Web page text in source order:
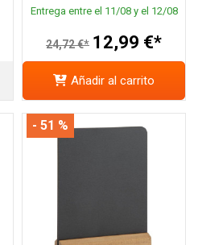
Entrega entre el 11/08 y el 12/08
24,72 €* 12,99 €*
Añadir al carrito
- 51 %